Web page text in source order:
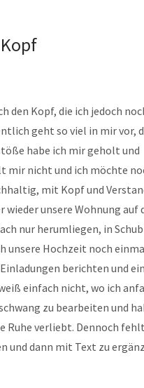
den Kopf, die ich jedoch
geht so viel in mir vor,
habe ich mir geholt und
mir nicht und ich möchte
mit Kopf und
unsere Wohnung auf
nur herumliegen, in
unsere Hochzeit noch
berichten und
einfach nicht, wo ich
zu bearbeiten und
Ruhe verliebt. Dennoch
und dann mit Text zu